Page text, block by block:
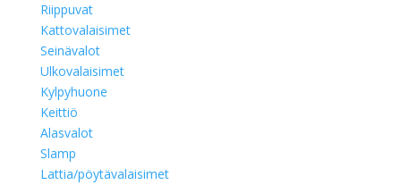
Riippuvat
Kattovalaisimet
Seinävalot
Ulkovalaisimet
Kylpyhuone
Keittiö
Alasvalot
Slamp
Lattia/pöytävalaisimet